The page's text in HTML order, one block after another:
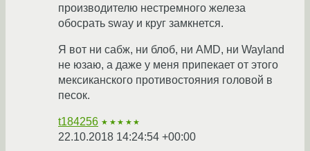
производителю нестремного железа
обосрать sway и круг замкнется.
Я вот ни сабж, ни блоб, ни AMD, ни Wayland
не юзаю, а даже у меня припекает от этого
мексиканского противостояния головой в
песок.
t184256 ★★★★★
22.10.2018 14:24:54 +00:00